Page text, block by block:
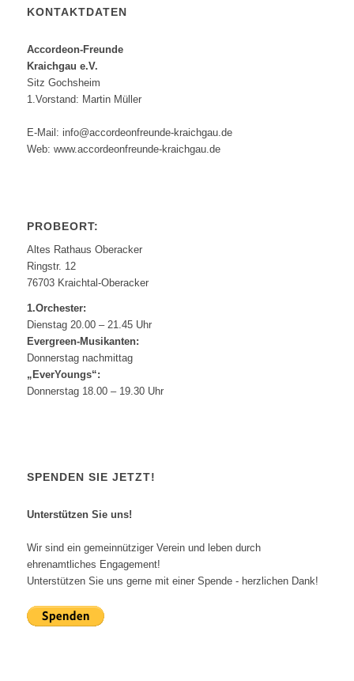
KONTAKTDATEN
Accordeon-Freunde
Kraichgau e.V.
Sitz Gochsheim
1.Vorstand: Martin Müller
E-Mail: info@accordeonfreunde-kraichgau.de
Web: www.accordeonfreunde-kraichgau.de
PROBEORT:
Altes Rathaus Oberacker
Ringstr. 12
76703 Kraichtal-Oberacker
1.Orchester:
Dienstag 20.00 – 21.45 Uhr
Evergreen-Musikanten:
Donnerstag nachmittag
„EverYoungs“:
Donnerstag 18.00 – 19.30 Uhr
SPENDEN SIE JETZT!
Unterstützen Sie uns!
Wir sind ein gemeinnütziger Verein und leben durch
ehrenamtliches Engagement!
Unterstützen Sie uns gerne mit einer Spende - herzlichen Dank!